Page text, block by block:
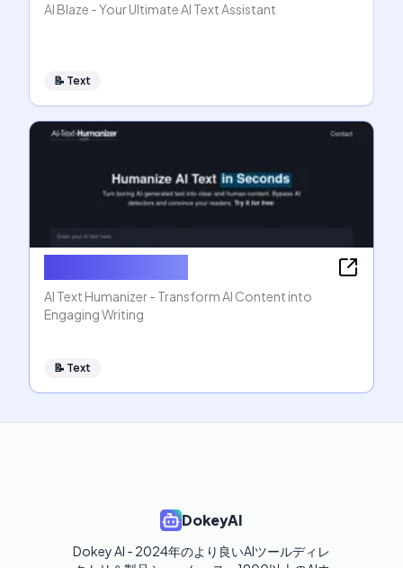
AI Blaze - Your Ultimate AI Text Assistant
📝 Text
AI Text Humanizer - Transform AI Content into
Engaging Writing
📝 Text
DokeyAI
Dokey AI - 2024年のより良いAIツールディレ